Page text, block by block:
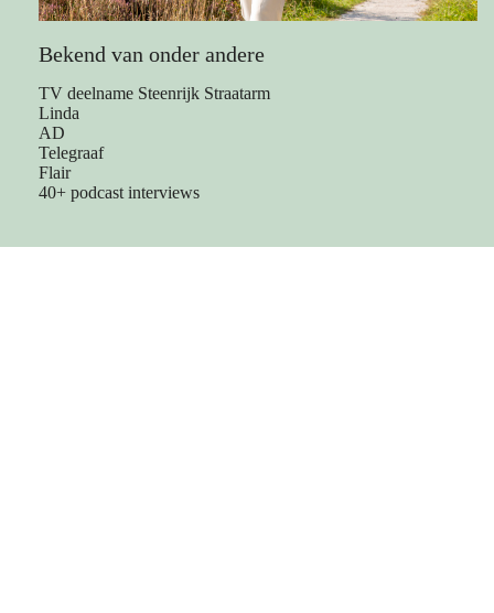
Bekend van onder andere
TV deelname Steenrijk Straatarm
Linda
AD
Telegraaf
Flair
40+ podcast interviews